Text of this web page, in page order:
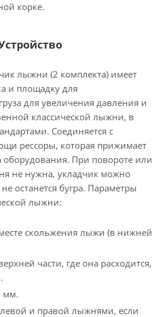
корке.
лыжни (2 комплекта) имеет
и площадку для
для увеличения давления и
классической лыжни, в
Соединяется с
рессоры, которая прижимает
оборудования. При повороте или
не нужна, укладчик можно
останется бугра. Параметры
лыжни:
скольжения лыжи (в нижней
части, где она расходится,
мм.
и правой лыжнями, если